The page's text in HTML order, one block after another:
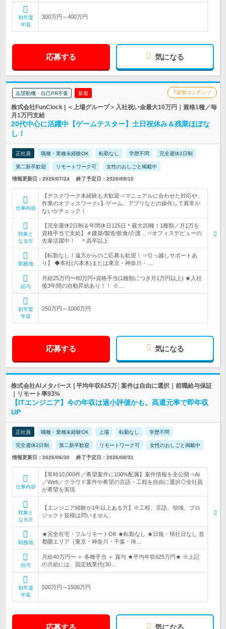
初年度
年収
300万円～400万円
応募する 気になる
志望動機・自己PR不要 新着 追加コンテンツ
株式会社FunClock | ＜上場グループ＞入社祝い金最大10万円｜資格1種／毎
月1万円支給
20代中心に活躍中【ゲームテスター】土日祝休み＆残業ほぼな
し！
正社員 職種・業種未経験OK 転勤なし 学歴不問 完全週休2日制
第二新卒歓迎 リモートワーク可 女性のおしごと掲載中
情報更新日：2026/07/24 終了予定日：2026/09/10
仕事内容
【デスクワーク未経験も大歓迎⇒マニュアルに合わせた対応や、
作業のオフィスワーク♪】ゲーム、アプリなどの操作して異常が
ないかチェック！
対象と
なる方
【完全週休2日制＆年間休日125日＊最大20種！1種類／月1万を
資格手当で支給】＃建築/製造/飲食/介護…⇒オフィスデビューの
先輩活躍中！ ＊高卒以上
勤務地
【転勤なし！遠方からのご応募も歓迎！⇒引っ越しサポートあ
り】 ◆本社(六本木)または東京・神奈川・…
給与
月給25万円〜80万円+資格手当(1種類につき月1万円以上) ★入社
後3年間の自動昇給あり！！ ※…
初年度
年収
250万円～1000万円
応募する 気になる
株式会社AIメタバース | 平均年収625万│案件は自由に選択｜前職給与保証
｜リモート率93%
【ITエンジニア】今の年収は過小評価かも。高還元率で即年収
UP
正社員 職種・業種未経験OK 上場 転勤なし 学歴不問
完全週休2日制 第二新卒歓迎 リモートワーク可 女性のおしごと掲載中
情報更新日：2026/06/30 終了予定日：2026/08/31
仕事内容
【常時10,000件／希望案件に100%配属】案件情報を全公開⇒AI
／Web／クラウド案件や希望の言語・工程を自由に選択◎全社員
が希望を実現
対象と
なる方
【エンジニア経験が1年以上ある方】※工程、言語、領域、プロ
ジェクト規模は問いません。
勤務地
★完全在宅・フルリモートOK ★転勤なし ★日報・帰社日なし 首
都圏エリア（東京・神奈川・千葉・埼…
給与
月給40万円〜 ＋ 各種手当 ＋ 賞与 ★平均年収625万円★ ※上記
の月給には、固定残業代(30…
初年度
年収
500万円～1500万円
応募する 気になる